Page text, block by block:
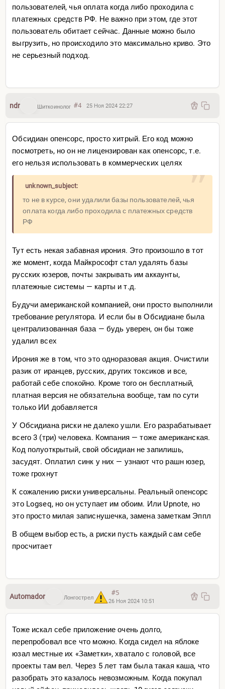
пользователей, чья оплата когда либо проходила с
платежных средств РФ. Не важно при этом, где этот
пользователь обитает сейчас. Данные можно было
выгрузить, но происходило это максимально криво. Это
не серьезный подход.
ndr Шиткоинолог #4 25 Ноя 2024 22:27
Обсидиан опенсорс, просто хитрый. Его код можно
посмотреть, но он не лицензирован как опенсорс, т.е.
его нельзя использовать в коммерческих целях
unknown_subject:
то не в курсе, они удалили базы пользователей, чья
оплата когда либо проходила с платежных средств
РФ
Тут есть некая забавная ирония. Это произошло в тот
же момент, когда Майкрософт стал удалять базы
русских юзеров, почты закрывать им аккаунты,
платежные системы — карты и т.д.
Будучи американской компанией, они просто выполнили
требование регулятора. И если бы в Обсидиане была
централизованная база — будь уверен, он бы тоже
удалил всех
Ирония же в том, что это одноразовая акция. Очистили
разик от иранцев, русских, других токсиков и все,
работай себе спокойно. Кроме того он бесплатный,
платная версия не обязательна вообще, там по сути
только ИИ добавляется
У Обсидиана риски не далеко ушли. Его разрабатывает
всего 3 (три) человека. Компания — тоже американская.
Код полуоткрытый, свой обсидиан не запилишь,
засудят. Оплатил синк у них — узнают что рашн юзер,
тоже грохнут
К сожалению риски универсальны. Реальный опенсорс
это Logseq, но он уступает им обоим. Или Upnote, но
это просто милая записнушечка, замена заметкам Эппл
В общем выбор есть, а риски пусть каждый сам себе
просчитает
Automador Лонгострел
#5
26 Ноя 2024 10:51
Тоже искал себе приложение очень долго,
перепробовал все что можно. Когда сидел на яблоке
юзал местные их «Заметки», хватало с головой, все
проекты там вел. Через 5 лет там была такая каша, что
разобрать это казалось невозможным. Когда покупал